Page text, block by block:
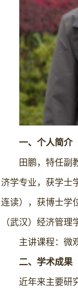
一、个人简介
田鹏，特任副
济学专业，获学士
连读），获博士学
（武汉）经济管理
主讲课程：微
二、学术成果
近年来主要研